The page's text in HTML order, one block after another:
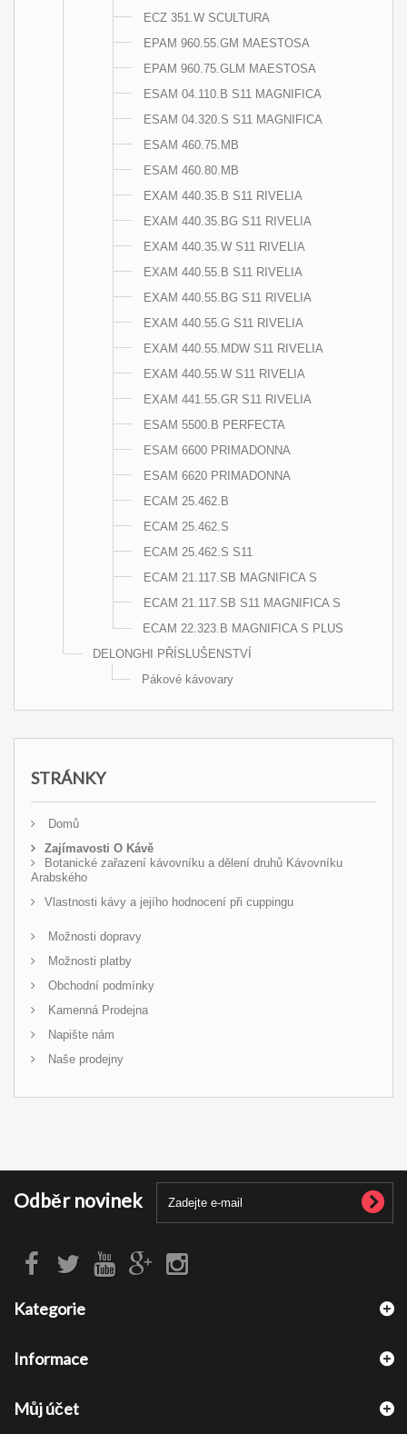
ECZ 351.W SCULTURA
EPAM 960.55.GM MAESTOSA
EPAM 960.75.GLM MAESTOSA
ESAM 04.110.B S11 MAGNIFICA
ESAM 04.320.S S11 MAGNIFICA
ESAM 460.75.MB
ESAM 460.80.MB
EXAM 440.35.B S11 RIVELIA
EXAM 440.35.BG S11 RIVELIA
EXAM 440.35.W S11 RIVELIA
EXAM 440.55.B S11 RIVELIA
EXAM 440.55.BG S11 RIVELIA
EXAM 440.55.G S11 RIVELIA
EXAM 440.55.MDW S11 RIVELIA
EXAM 440.55.W S11 RIVELIA
EXAM 441.55.GR S11 RIVELIA
ESAM 5500.B PERFECTA
ESAM 6600 PRIMADONNA
ESAM 6620 PRIMADONNA
ECAM 25.462.B
ECAM 25.462.S
ECAM 25.462.S S11
ECAM 21.117.SB MAGNIFICA S
ECAM 21.117.SB S11 MAGNIFICA S
ECAM 22.323.B MAGNIFICA S PLUS
DELONGHI PŘÍSLUŠENSTVÍ
Pákové kávovary
STRÁNKY
Domů
Zajímavosti O Kávě
Botanické zařazení kávovníku a dělení druhů Kávovníku
Arabského
Vlastnosti kávy a jejího hodnocení při cuppingu
Možnosti dopravy
Možnosti platby
Obchodní podmínky
Kamenná Prodejna
Napište nám
Naše prodejny
Odběr novinek
Kategorie
Informace
Můj účet